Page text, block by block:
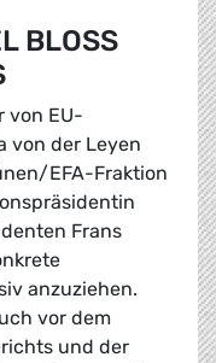
BLOSS
von EU-
von der Leyen
EFA-Fraktion
Frans
anzuziehen.
vor dem
und der